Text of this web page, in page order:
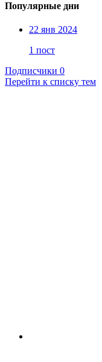
Популярные дни
22 янв 2024
1 пост
Подписчики 0
Перейти к списку тем